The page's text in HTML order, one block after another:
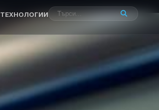
ТЕХНОЛОГИИ